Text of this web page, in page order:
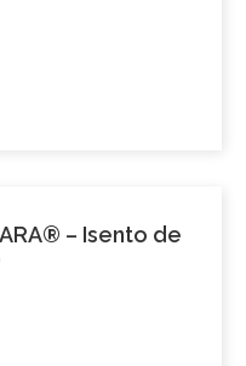
– Isento de